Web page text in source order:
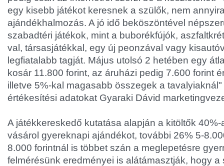
egy kisebb játékot keresnek a szülők, nem
ajándékhalmozás. A jó idő beköszöntével
szabadtéri játékok, mint a buborékfújók,
val, társasjátékkal, egy új peonzával vagy
legfiatalabb tagját. Május utolsó 2 hetében egy
kosár 11.800 forint, az áruházi pedig 7.600 forint
illetve 5%-kal magasabb összegek a
értékesítési adatokat Gyaraki Dávid
A játékkereskedő kutatása alapján a kitöltők 40%-
vásárol gyereknapi ajándékot, további 26% 5-
8.000 forintnál is többet szán a meglepetésre
felmérésünk eredményei is alátámasztják, hogy a